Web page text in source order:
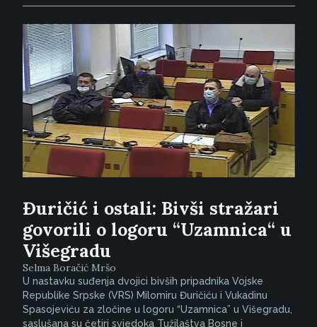
Đuričić i ostali: Bivši stražari
govorili o logoru “Uzamnica“ u
Višegradu
Selma Boračić Mršo
U nastavku suđenja dvojici bivših pripadnika Vojske
Republike Srpske (VRS) Milomiru Đuričiću i Vukadinu
Spasojeviću za zločine u logoru “Uzamnica” u Višegradu,
saslušana su četiri svjedoka Tužilaštva Bosne i